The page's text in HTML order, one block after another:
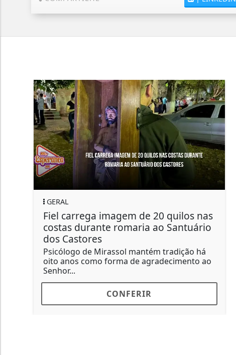
GERAL
Fiel carrega imagem de 20 quilos nas
costas durante romaria ao Santuário
dos Castores
Psicólogo de Mirassol mantém tradição há
oito anos como forma de agradecimento ao
Senhor...
CONFERIR